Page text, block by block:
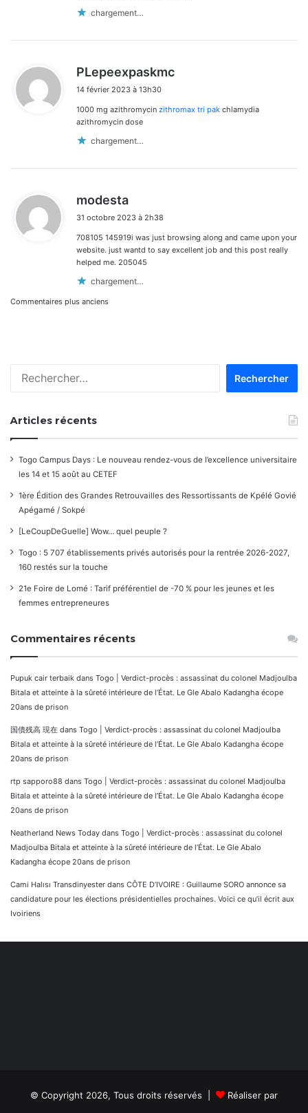
chargement…
PLepeexpaskmc
14 février 2023 à 13h30
1000 mg azithromycin zithromax tri pak chlamydia
azithromycin dose
chargement…
modesta
t
:
31 octobre 2023 à 2h38
708105 145919i was just browsing along and came upon your
website. just wantd to say excellent job and this post really
helped me. 205045
chargement…
Navigation
commentaires
Commentaires plus anciens
Articles récents
Togo Campus Days : Le nouveau rendez-vous de l’excellence universitaire
les 14 et 15 août au CETEF
1ère Édition des Grandes Retrouvailles des Ressortissants de Kpélé Govié
Apégamé / Sokpé
[LeCoupDeGuelle] Wow… quel peuple ?
Togo : 5 707 établissements privés autorisés pour la rentrée 2026-2027,
160 restés sur la touche
21e Foire de Lomé : Tarif préférentiel de -70 % pour les jeunes et les
femmes entrepreneures
Commentaires récents
Pupuk cair terbaik dans Togo | Verdict-procès : assassinat du colonel Madjoulba
Bitala et atteinte à la sûreté intérieure de l’État. Le Gle Abalo Kadangha écope
20ans de prison
国債残高 現在 dans Togo | Verdict-procès : assassinat du colonel Madjoulba
Bitala et atteinte à la sûreté intérieure de l’État. Le Gle Abalo Kadangha écope
20ans de prison
rtp sapporo88 dans Togo | Verdict-procès : assassinat du colonel Madjoulba
Bitala et atteinte à la sûreté intérieure de l’État. Le Gle Abalo Kadangha écope
20ans de prison
Neatherland News Today dans Togo | Verdict-procès : assassinat du colonel
Madjoulba Bitala et atteinte à la sûreté intérieure de l’État. Le Gle Abalo
Kadangha écope 20ans de prison
Cami Halısı Transdinyester dans CÔTE D’IVOIRE : Guillaume SORO annonce sa
candidature pour les élections présidentielles prochaines. Voici ce qu’il écrit aux
Ivoiriens
© Copyright 2026, Tous droits réservés |
Réaliser par